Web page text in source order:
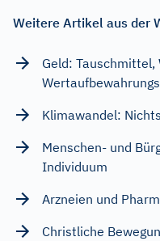
Weitere Artikel aus der
Geld:
Klimawandel:
Menschen- und
Individuum
Arzneien und
Christliche